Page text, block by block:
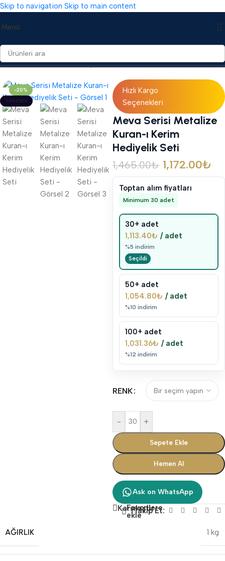
Skip to navigation Skip to main content
Menü
Ana Sayfa/Hediyelikler/Ahşap Muhafazalı Setler
-20%
TÜKENDI
Hızlı Kargo
Seçenekleri
Meva Serisi Metalize
Kuran-ı Kerim
Hediyelik Seti
1,465.00₺ 1,172.00₺
Toptan alım fiyatları
Minimum 30 adet
30+ adet
1,113.40₺ / adet
%5 indirim
50+ adet
1,054.80₺ / adet
%10 indirim
100+ adet
1,031.36₺ / adet
%12 indirim
RENK
- +
Sepete Ekle
Hemen Al
Ask on WhatsApp
Karşılaştır
Favorilere
ekleTakip Et:
AĞIRLIK 1 kg